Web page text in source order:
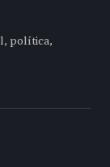
política,